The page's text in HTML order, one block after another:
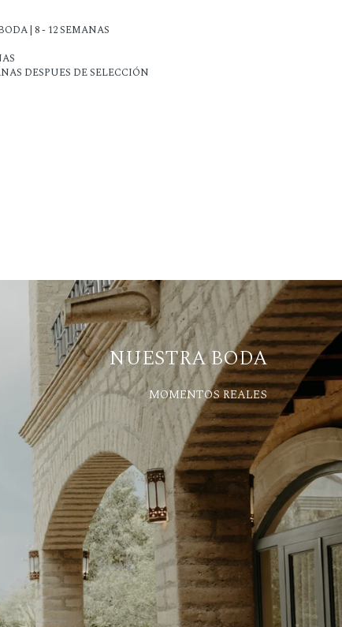
| 8 - 12 SEMANAS
DESPUES DE SELECCIÓN
NUESTRA BODA
MOMENTOS REALES